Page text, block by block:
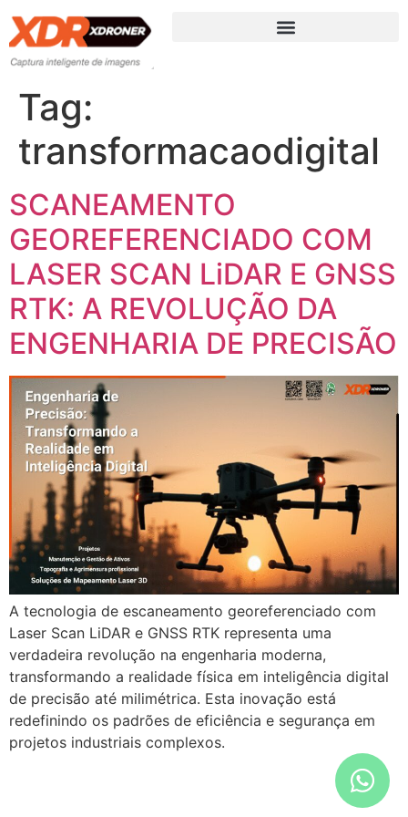
Tag:
transformacaodigital
SCANEAMENTO
GEOREFERENCIADO COM
LASER SCAN LiDAR E GNSS
RTK: A REVOLUÇÃO DA
ENGENHARIA DE PRECISÃO
A tecnologia de escaneamento georeferenciado com
Laser Scan LiDAR e GNSS RTK representa uma
verdadeira revolução na engenharia moderna,
transformando a realidade física em inteligência digital
de precisão até milimétrica. Esta inovação está
redefinindo os padrões de eficiência e segurança em
projetos industriais complexos.